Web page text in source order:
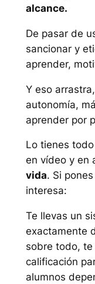
alcance.
De pasar de
sancionar y
aprender,
Y eso
autonomía,
aprender por
Lo tienes
en vídeo y en
vida. Si
interesa:
Te llevas un
exactamente
sobre todo,
calificación
alumnos